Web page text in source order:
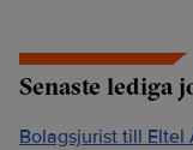
Senaste lediga
Bolagsjurist till Eltel